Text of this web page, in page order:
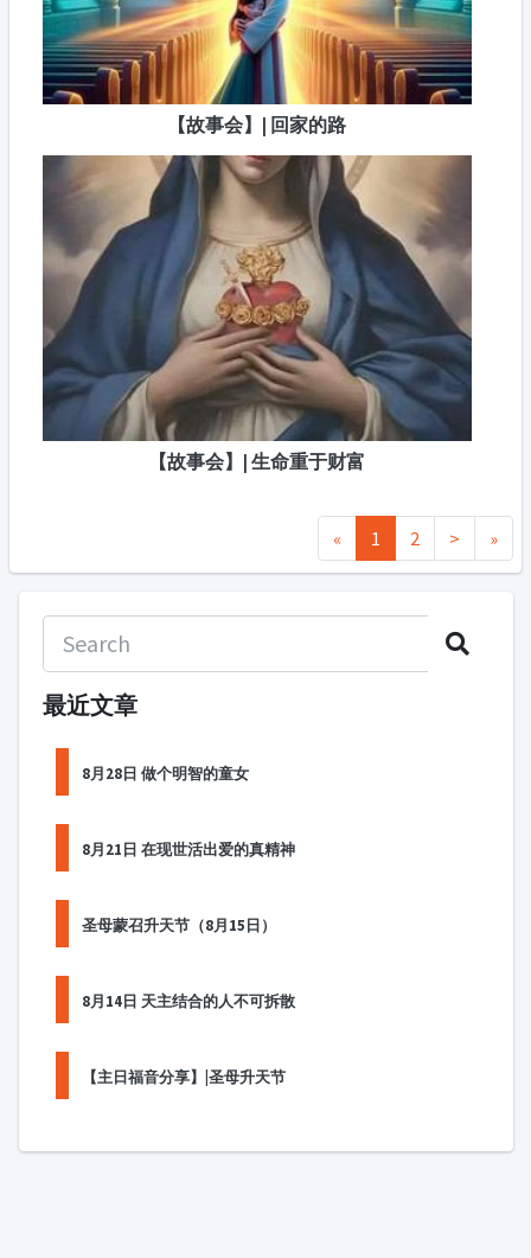
【故事会】| 回家的路
【故事会】| 生命重于财富
« 1 2 > »
最近文章
8月28日 做个明智的童女
8月21日 在现世活出爱的真精神
圣母蒙召升天节（8月15日）
8月14日 天主结合的人不可拆散
【主日福音分享】|圣母升天节